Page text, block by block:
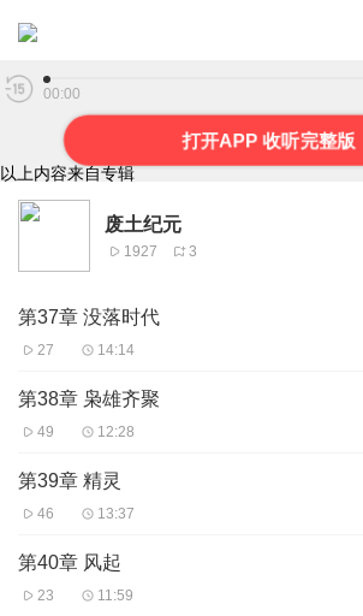
第46章 地球殖民地
00:00
打开APP 收听完整版
以上内容来自专辑
废土纪元
1927 3
第37章 没落时代
27 14:14
第38章 枭雄齐聚
49 12:28
第39章 精灵
46 13:37
第40章 风起
23 11:59